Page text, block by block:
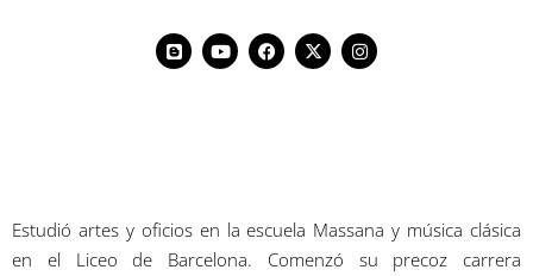
Estudió artes y oficios en la escuela Massana y música clásica
en el Liceo de Barcelona. Comenzó su precoz carrera